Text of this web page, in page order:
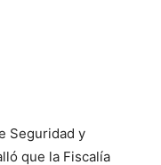
Seguridad y
que la Fiscalía